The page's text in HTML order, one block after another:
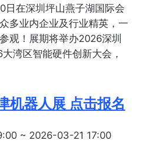
在深圳坪山燕子湖国际会
多业内企业及行业精英，一
观！展期将举办2026深圳
湾区智能硬件创新大会，
机器人展 点击报名
~ 2026-03-21 17:00